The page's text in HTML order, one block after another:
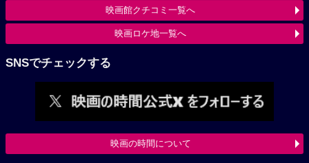
映画館クチコミ一覧へ
映画ロケ地一覧へ
SNSでチェックする
映画の時間について